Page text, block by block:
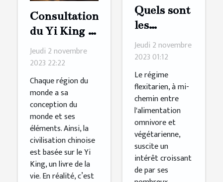
Consultation
du Yi King :
comment s’y
prendre ?
Jeudi 2 novembre
2023 22:22
Chaque région du
monde a sa
conception du
monde et ses
éléments. Ainsi, la
civilisation chinoise
est basée sur le Yi
King, un livre de la
vie. En réalité, c’est
Quels sont
les
avantages
à adopter
un régime
flexitarien
?
Jeudi 2 novembre
2023 01:12
Le régime
flexitarien, à mi-
chemin entre
l'alimentation
omnivore et
végétarienne,
suscite un
intérêt croissant
de par ses